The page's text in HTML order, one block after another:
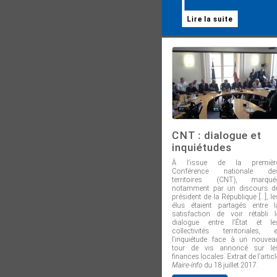
Lire la suite
CNT : dialogue et
inquiétudes
À l’issue de la
Conférence nationale
territoires (CNT),
notamment par un discours
président de la République [...],
élus étaient partagés entre
satisfaction de voir rétabli
dialogue entre l’État et
collectivités territoriales,
l’inquiétude face à un
tour de vis annoncé sur
finances locales. Extrait de
Maire-info du 18 juillet 2017.